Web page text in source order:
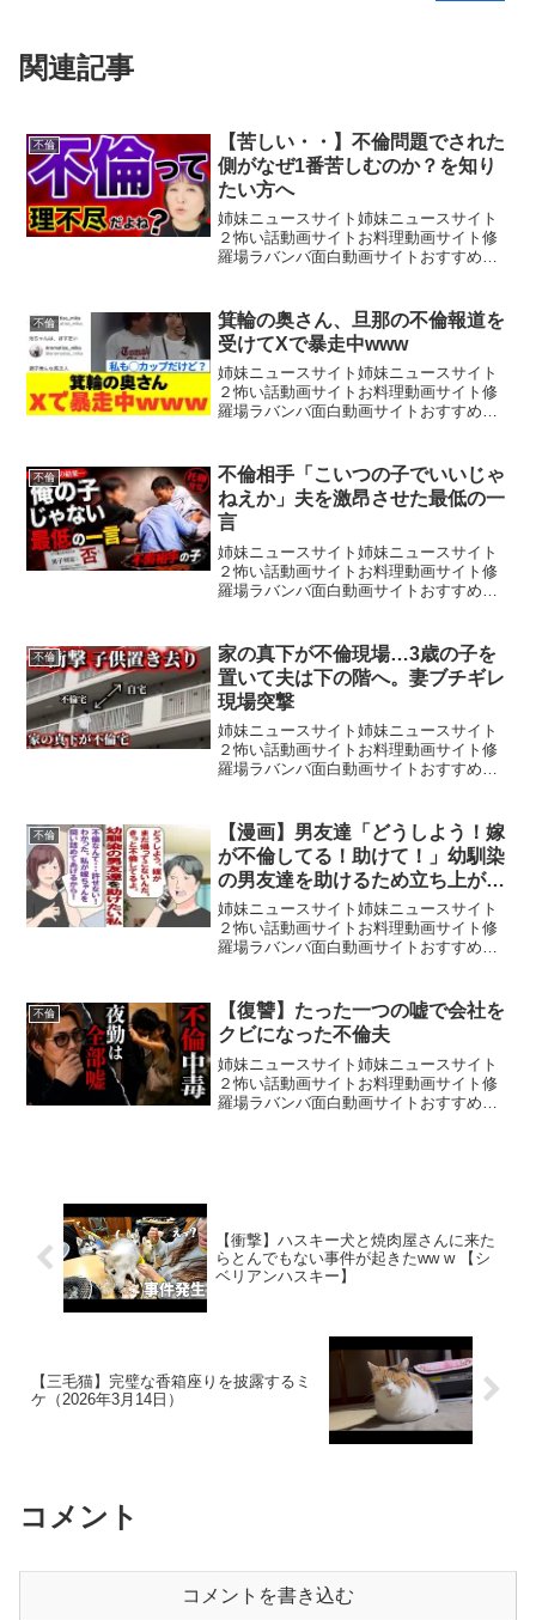
関連記事
不倫
【苦しい・・】不倫問題でされた
側がなぜ1番苦しむのか？を知り
たい方へ
姉妹ニュースサイト姉妹ニュースサイト
２怖い話動画サイトお料理動画サイト修
羅場ラバンバ面白動画サイトおすすめ動
長い間苦しむことになります。なぜ苦し
んでしまうのか？〜〜河村...
不倫
箕輪の奥さん、旦那の不倫報道を
受けてXで暴走中www
姉妹ニュースサイト姉妹ニュースサイト
２怖い話動画サイトお料理動画サイト修
羅場ラバンバ面白動画サイトおすすめ動
不倫
不倫相手「こいつの子でいいじゃ
ねえか」夫を激昂させた最低の一
言
姉妹ニュースサイト姉妹ニュースサイト
２怖い話動画サイトお料理動画サイト修
羅場ラバンバ面白動画サイトおすすめ動
不倫
家の真下が不倫現場…3歳の子を
置いて夫は下の階へ。妻ブチギレ
現場突撃
姉妹ニュースサイト姉妹ニュースサイト
２怖い話動画サイトお料理動画サイト修
羅場ラバンバ面白動画サイトおすすめ動
Instagram→ スポンサー企業様・和光...
不倫
【漫画】男友達「どうしよう！嫁
が不倫してる！助けて！」幼馴染
の男友達を助けるため立ち上がっ
た私「不倫なんて許せない！こら
しめてやる！」……そんな私たち
の前に立ちはだかったのは？
姉妹ニュースサイト姉妹ニュースサイト
２怖い話動画サイトお料理動画サイト修
羅場ラバンバ面白動画サイトおすすめ動
という相談を受けた女性の話。「私はカ
ナコ、27歳。今日、幼馴...
不倫
【復讐】たった一つの嘘で会社を
クビになった不倫夫
姉妹ニュースサイト姉妹ニュースサイト
２怖い話動画サイトお料理動画サイト修
羅場ラバンバ面白動画サイトおすすめ動
【衝撃】ハスキー犬と焼肉屋さんに来た
らとんでもない事件が起きたww w 【シ
ベリアンハスキー】
【三毛猫】完璧な香箱座りを披露するミ
ケ（2026年3月14日）
コメント
コメントを書き込む